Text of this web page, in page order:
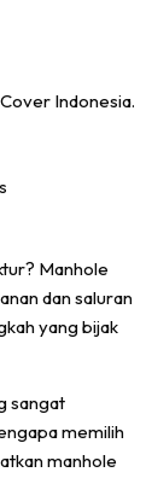
Manhole
dan saluran
yang bijak
sangat
memilih
manhole